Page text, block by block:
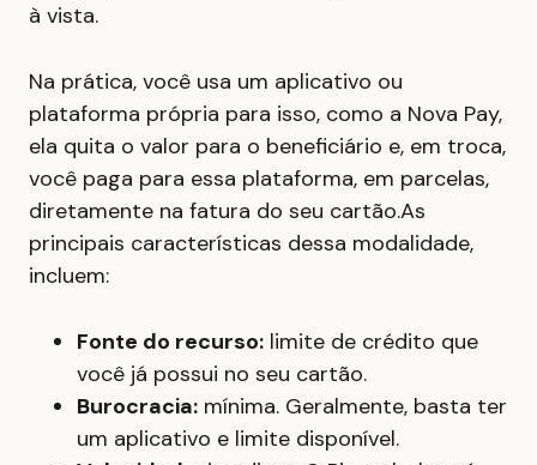
à vista.
Na prática, você usa um aplicativo ou
plataforma própria para isso, como a Nova Pay,
ela quita o valor para o beneficiário e, em troca,
você paga para essa plataforma, em parcelas,
diretamente na fatura do seu cartão.As
principais características dessa modalidade,
incluem:
Fonte do recurso: limite de crédito que
você já possui no seu cartão.
Burocracia: mínima. Geralmente, basta ter
um aplicativo e limite disponível.